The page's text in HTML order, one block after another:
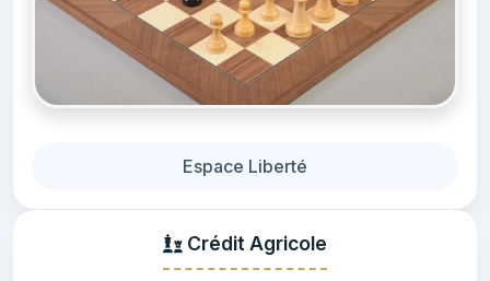
Espace Liberté
Crédit Agricole